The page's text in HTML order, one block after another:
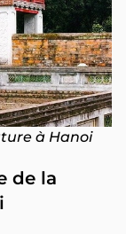
à Hanoi
de la